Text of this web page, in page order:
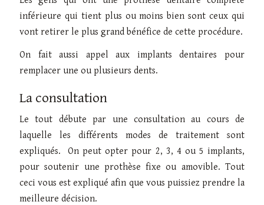
inférieure qui tient plus ou moins bien sont ceux qui
vont retirer le plus grand bénéfice de cette procédure.
On fait aussi appel aux implants dentaires pour
remplacer une ou plusieurs dents.
La consultation
Le tout débute par une consultation au cours de
laquelle les différents modes de traitement sont
expliqués. On peut opter pour 2, 3, 4 ou 5 implants,
pour soutenir une prothèse fixe ou amovible. Tout
ceci vous est expliqué afin que vous puissiez prendre la
meilleure décision.